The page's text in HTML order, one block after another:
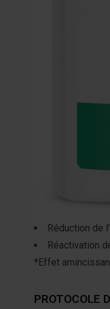
Formule à
Déconseillé aux
RÉSULTATS
Résultats dès la
Agit sur la
En
Réduction
Réduction de
Réactivation
*Effet
PROTOCOLE